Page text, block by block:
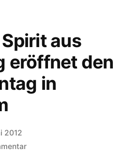
aus
eröffnet den
in
2012
zu